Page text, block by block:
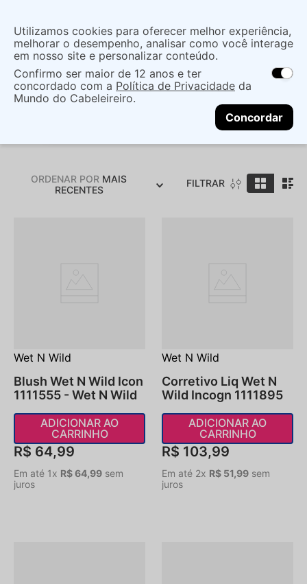
localização
As ofertas e opções de entrega variam de
acordo com a região.Não sei meu CEP
CONTINUAR
O que você procura?
ORDENAR POR MAIS
RECENTES
FILTRAR
Wet N Wild
Blush Wet N Wild Icon
1111555 - Wet N Wild
ADICIONAR AO
CARRINHO
R$ 64,99
Em até 1x R$64,99 sem
juros
Wet N Wild
Corretivo Liq Wet N
Wild Incogn 1111895
ADICIONAR AO
CARRINHO
R$ 103,99
Em até 2x R$ 51,99 sem
juros
Utilizamos cookies para oferecer melhor experiência,
melhorar o desempenho, analisar como você interage
em nosso site e personalizar conteúdo.
Confirmo ser maior de 12 anos e ter
concordado com a Política de Privacidade da
Mundo do Cabeleireiro.
Concordar